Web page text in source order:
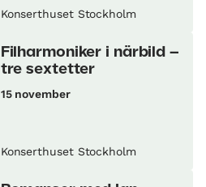
Konserthuset Stockholm
Filharmoniker i närbild –
tre sextetter
15 november
Konserthuset Stockholm